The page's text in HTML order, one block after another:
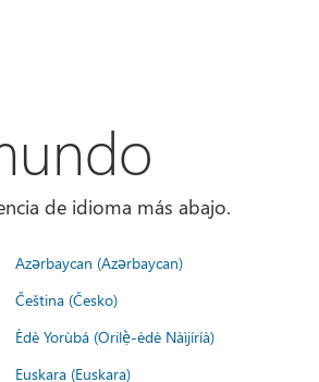
de idioma más abajo.
Azərbaycan (Azərbaycan)
Čeština (Česko)
Èdè Yorùbá (Orilẹ̀-èdè Nàìjíríà)
Euskara (Euskara)